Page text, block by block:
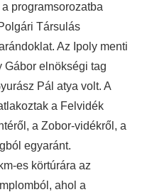
programsorozatba
Társulás
Az Ipoly menti
Gábor elnökségi tag
Pál atya volt. A
a Felvidék
a Zobor-vidékről, a
egyaránt.
es körtúrára az
ahol a